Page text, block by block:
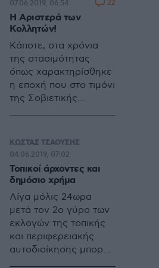
Η Αριστερά των
Κολλητών!
Κάποτε, στα χρόνια
της στασιμότητας
όπως χαρακτηρίσθηκε
η εποχή που στο τιμόνι
της Σοβιετικής
ηγετική ομάδα του
ΚΚΣΕ ήταν για τα καλά
κλεισμένη στη γυάλα
της «βλέποντας» από
το μπαλκόνι του
Κρεμλίνου μια άλλη
Μόσχα σε μια άλλη
Σοβιετική επικράτεια.
07.06.2019, 06:54 22
ΚΩΣΤΑΣ ΤΣΑΟΥΣΗΣ
Τοπικοί άρχοντες και
δημόσιο χρήμα
Λίγα μόλις 24ωρα
μετά τον 2ο γύρο των
εκλογών της τοπικής
και περιφερειακής
αυτοδιοίκησης μπορεί
04.06.2019, 07:02